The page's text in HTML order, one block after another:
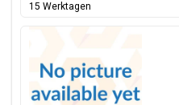
15 Werktagen